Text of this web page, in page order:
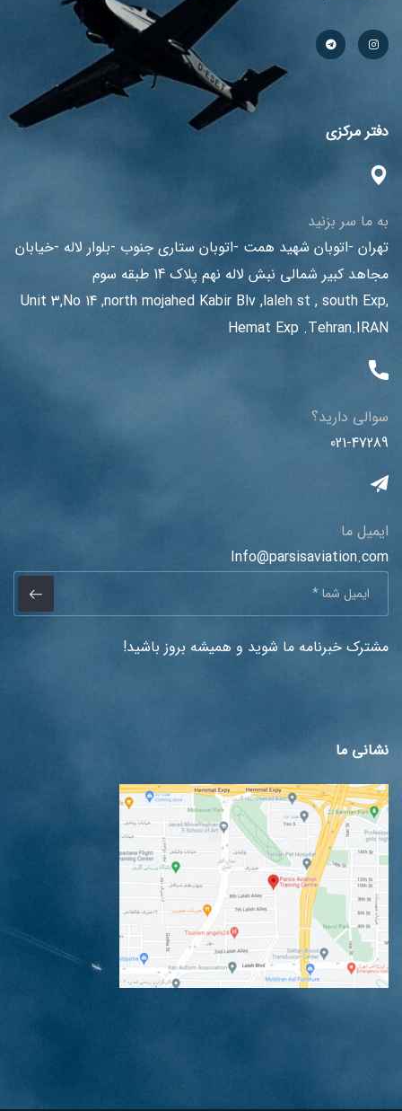
دفتر مرکزی
به ما سر بزنید
تهران -اتوبان شهید همت -اتوبان ستاری جنوب -بلوار لاله -خیابان
مجاهد کبیر شمالی نبش لاله نهم پلاک 14 طبقه سوم
Unit 3,No 14 ,north mojahed Kabir Blv ,laleh st , south Exp,
Hemat Exp .Tehran.IRAN
سوالی دارید؟
021-47289
ایمیل ما
Info@parsisaviation.com
مشترک خبرنامه ما شوید و همیشه بروز باشید!
نشانی ما